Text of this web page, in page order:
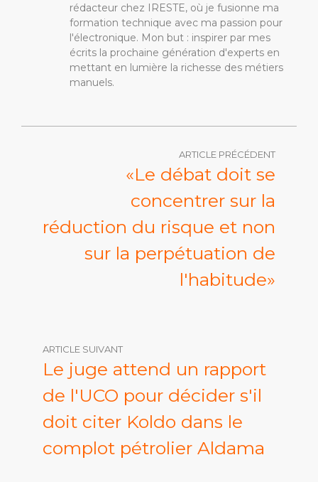
rédacteur chez IRESTE, où je fusionne ma
formation technique avec ma passion pour
l'électronique. Mon but : inspirer par mes
écrits la prochaine génération d'experts en
mettant en lumière la richesse des métiers
manuels.
ARTICLE PRÉCÉDENT
«Le débat doit se
concentrer sur la
réduction du risque et non
sur la perpétuation de
l'habitude»
ARTICLE SUIVANT
Le juge attend un rapport
de l'UCO pour décider s'il
doit citer Koldo dans le
complot pétrolier Aldama